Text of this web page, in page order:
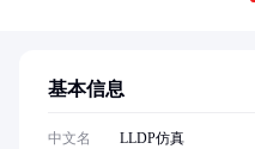
基本信息
中文名
LLDP仿真